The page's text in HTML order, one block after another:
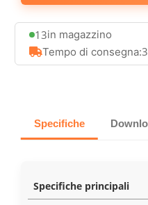
13in magazzino
Tempo di consegna:
Specifiche
Specifiche principali